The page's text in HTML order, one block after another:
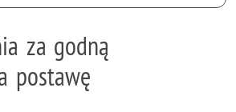
za godną
postawę